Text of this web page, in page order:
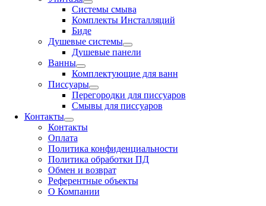
Системы смыва
Комплекты Инсталляций
Биде
Душевые системы
Душевые панели
Ванны
Комплектующие для ванн
Писсуары
Перегородки для писсуаров
Смывы для писсуаров
Контакты
Контакты
Оплата
Политика конфиденциальности
Политика обработки ПД
Обмен и возврат
Референтные объекты
О Компании